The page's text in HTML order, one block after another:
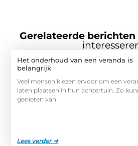
Gerelateerde berichten
Het onderhoud van een veranda is
belangrijk
Veel mensen kiezen ervoor om een
laten plaatsen in hun achtertuin. Zo
genieten van
Lees verder ➜